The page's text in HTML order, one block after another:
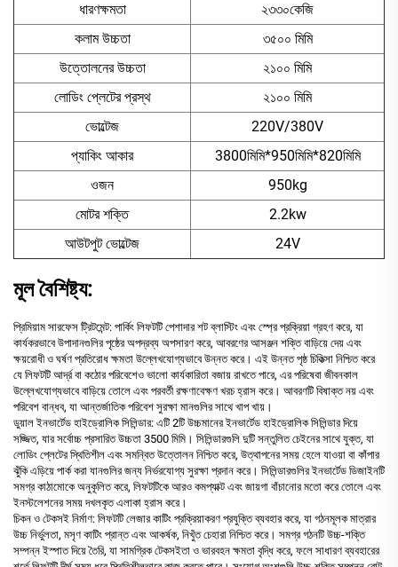
ধারণক্ষমতা
২৩৩০কেজি
কলাম উচ্চতা
৩৫০০ মিমি
উত্তোলনের উচ্চতা
২১০০ মিমি
লোডিং প্লেটের প্রস্থ
২১০০ মিমি
ভোল্টেজ
220V/380V
প্যাকিং আকার
3800মিমি*950মিমি*820মিমি
ওজন
950kg
মোটর শক্তি
2.2kw
আউটপুট ভোল্টেজ
24V
মূল বৈশিষ্ট্য:
প্রিমিয়াম সারফেস ট্রিটমেন্ট: পার্কিং লিফটটি পেশাদার শট ব্লাস্টিং এবং স্প্রে প্রক্রিয়া গ্রহণ করে, যা
কার্যকরভাবে উপাদানগুলির পৃষ্ঠের অপদ্রব্য অপসারণ করে, আবরণের আসঞ্জন শক্তি বাড়িয়ে দেয় এবং
ক্ষয়রোধী ও ঘর্ষণ প্রতিরোধ ক্ষমতা উল্লেখযোগ্যভাবে উন্নত করে। এই উন্নত পৃষ্ঠ চিকিত্সা নিশ্চিত করে
যে লিফটটি আর্দ্র বা কঠোর পরিবেশেও ভালো কার্যকারিতা বজায় রাখতে পারে, এর পরিষেবা জীবনকাল
উল্লেখযোগ্যভাবে বাড়িয়ে তোলে এবং পরবর্তী রক্ষণাবেক্ষণ খরচ হ্রাস করে। আবরণটি বিষাক্ত নয় এবং
পরিবেশ বান্ধব, যা আন্তর্জাতিক পরিবেশ সুরক্ষা মানগুলির সাথে খাপ খায়।
ডুয়াল ইনভার্টেড হাইড্রোলিক সিলিন্ডার: এটি 2টি উচ্চমানের ইনভার্টেড হাইড্রোলিক সিলিন্ডার দিয়ে
সজ্জিত, যার সর্বোচ্চ প্রসারিত উচ্চতা 3500 মিমি। সিলিন্ডারগুলি দুটি সন্তুলিত চেইনের সাথে যুক্ত, যা
লোডিং প্লেটের স্থিতিশীল এবং সমন্বিত উত্তোলন নিশ্চিত করে, উত্থাপনের সময় হেলে যাওয়া বা কাঁপার
ঝুঁকি এড়িয়ে পার্ক করা যানগুলির জন্য নির্ভরযোগ্য সুরক্ষা প্রদান করে। সিলিন্ডারগুলির ইনভার্টেড ডিজাইনটি
সমগ্র কাঠামোকে অনুকূলিত করে, লিফটটিকে আরও কমপ্যাক্ট এবং জায়গা বাঁচানোর মতো করে তোলে এবং
ইনস্টলেশনের সময় দখলকৃত এলাকা হ্রাস করে।
চিকন ও টেকসই নির্মাণ: লিফটটি লেজার কাটিং প্রক্রিয়াকরণ প্রযুক্তি ব্যবহার করে, যা গঠনমূলক মাত্রার
উচ্চ নির্ভুলতা, মসৃণ কাটিং প্রান্ত এবং আকর্ষক, নিখুঁত চেহারা নিশ্চিত করে। সমগ্র গঠনটি উচ্চ-শক্তি
সম্পন্ন ইস্পাত দিয়ে তৈরি, যা সামগ্রিক টেকসইতা ও ভারবহন ক্ষমতা বৃদ্ধি করে, ফলে সাধারণ ব্যবহারের